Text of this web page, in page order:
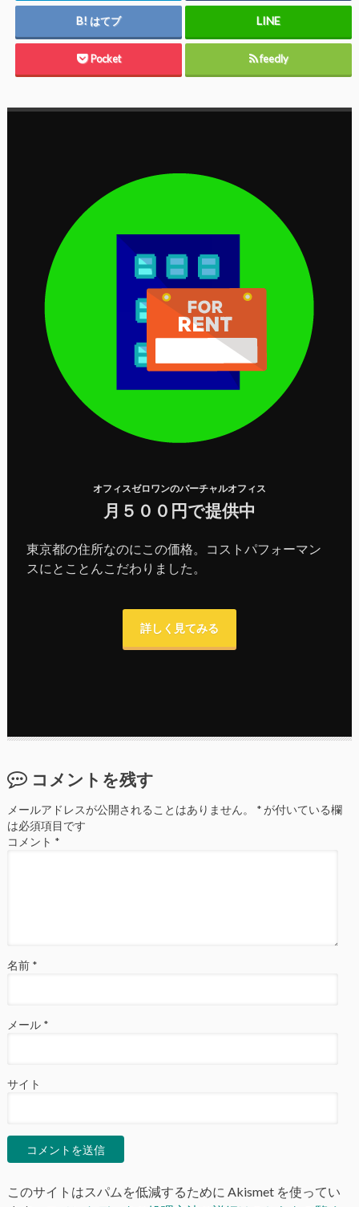
はてブ
Pocket feedly
オフィスゼロワンのバーチャルオフィス
月５００円で提供中
東京都の住所なのにこの価格。コストパフォーマン
スにとことんこだわりました。
詳しく見てみる
コメントを残す
メールアドレスが公開されることはありません。 *が付いている欄
は必須項目です
コメント *
名前 *
メール *
サイト
このサイトはスパムを低減するために Akismet を使ってい